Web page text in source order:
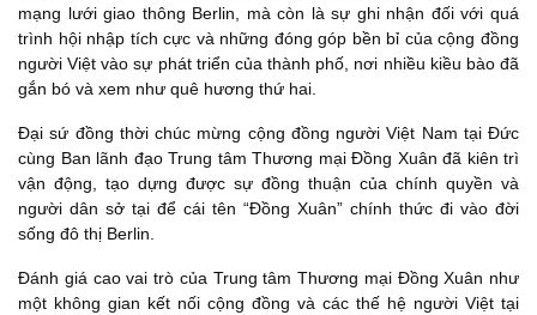
mạng lưới giao thông Berlin, mà còn là sự ghi nhận đối với quá
trình hội nhập tích cực và những đóng góp bền bỉ của cộng đồng
người Việt vào sự phát triển của thành phố, nơi nhiều kiều bào đã
gắn bó và xem như quê hương thứ hai.
Đại sứ đồng thời chúc mừng cộng đồng người Việt Nam tại Đức
cùng Ban lãnh đạo Trung tâm Thương mại Đồng Xuân đã kiên trì
vận động, tạo dựng được sự đồng thuận của chính quyền và
người dân sở tại để cái tên “Đồng Xuân” chính thức đi vào đời
sống đô thị Berlin.
Đánh giá cao vai trò của Trung tâm Thương mại Đồng Xuân như
một không gian kết nối cộng đồng và các thế hệ người Việt tại